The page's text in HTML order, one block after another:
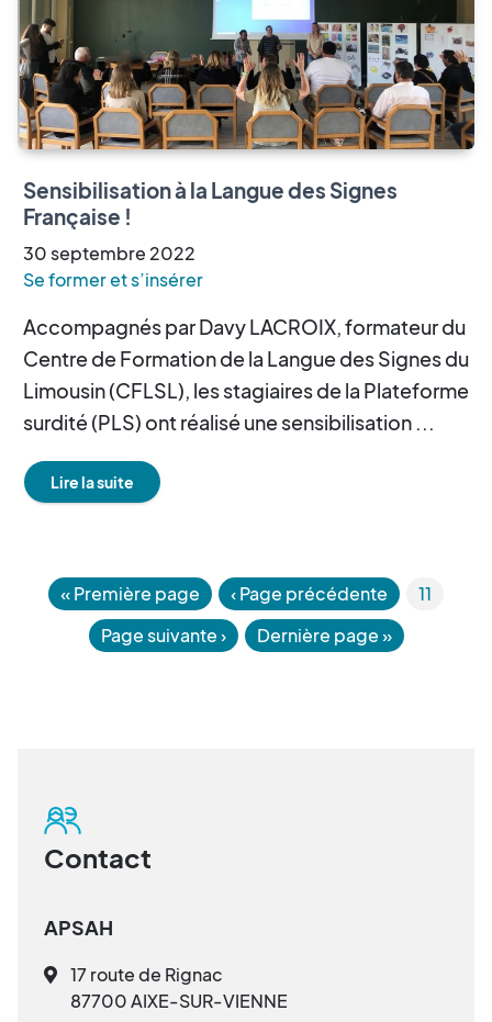
Sensibilisation à la Langue des Signes
Française !
30septembre 2022
Se former et s’insérer
Accompagnés par Davy LACROIX, formateur du
Centre de Formation de la Langue des Signes du
Limousin (CFLSL), les stagiaires de la Plateforme
surdité (PLS) ont réalisé une sensibilisation ...
Lire la suite
«Première page ‹ Page précédente
11
Page suivante› Dernière page»
Contact
APSAH
17 route de Rignac
87700 AIXE-SUR-VIENNE